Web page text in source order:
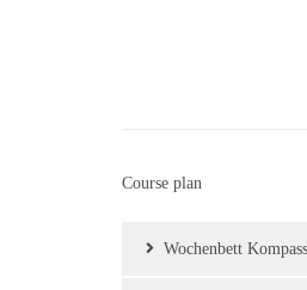
Course plan
Wochenbett Kompass